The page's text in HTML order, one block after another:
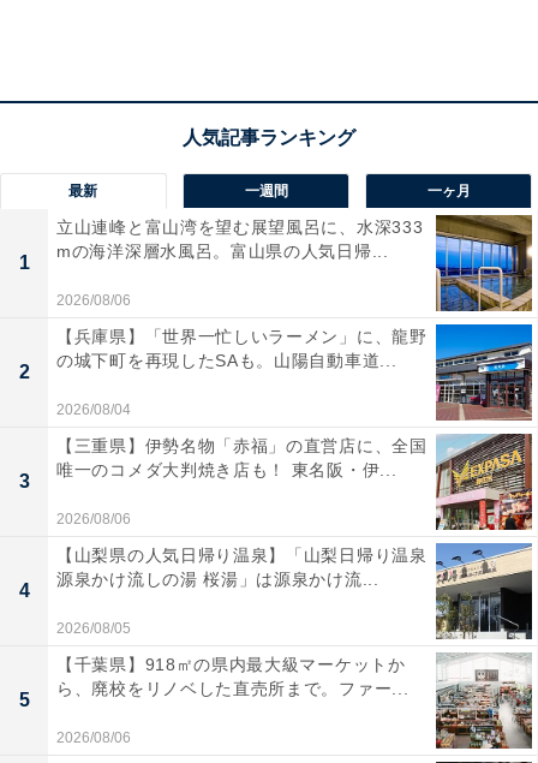
最新 一週間 一ヶ月
1
立山連峰と富山湾を望む展望風呂に、水深333
mの海洋深層水風呂。富山県の人気日帰...
2026/08/06
2
【兵庫県】「世界一忙しいラーメン」に、龍野
の城下町を再現したSAも。山陽自動車道...
2026/08/04
3
【三重県】伊勢名物「赤福」の直営店に、全国
唯一のコメダ大判焼き店も！ 東名阪・伊...
2026/08/06
4
【山梨県の人気日帰り温泉】「山梨日帰り温泉
源泉かけ流しの湯 桜湯」は源泉かけ流...
2026/08/05
5
【千葉県】918㎡の県内最大級マーケットか
ら、廃校をリノベした直売所まで。ファー...
2026/08/06